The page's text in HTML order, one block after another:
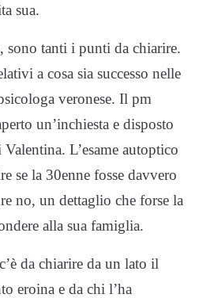
sua.
sono tanti i punti da chiarire.
a cosa sia successo nelle
veronese. Il pm
un’inchiesta e disposto
L’esame autoptico
se la 30enne fosse davvero
no, un dettaglio che forse la
alla sua famiglia.
da chiarire da un lato il
eroina e da chi l’ha